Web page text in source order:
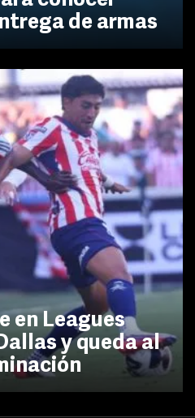
de armas
en Leagues
y queda al